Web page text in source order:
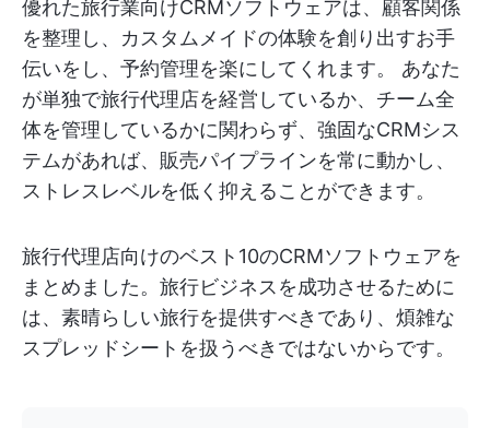
優れた旅行業向けCRMソフトウェアは、顧客関係
を整理し、カスタムメイドの体験を創り出すお手
伝いをし、予約管理を楽にしてくれます。 あなた
が単独で旅行代理店を経営しているか、チーム全
体を管理しているかに関わらず、強固なCRMシス
テムがあれば、販売パイプラインを常に動かし、
ストレスレベルを低く抑えることができます。
旅行代理店向けのベスト10のCRMソフトウェアを
まとめました。旅行ビジネスを成功させるために
は、素晴らしい旅行を提供すべきであり、煩雑な
スプレッドシートを扱うべきではないからです。